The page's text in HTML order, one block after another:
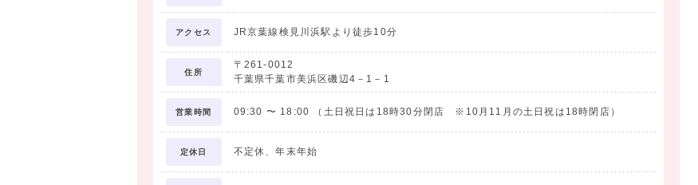
アクセス JR京葉線検見川浜駅より徒歩10分
住所
〒261-0012
千葉県千葉市美浜区磯辺4－1－1
営業時間 09:30 〜 18:00 （土日祝日は18時30分閉店 ※10月11月の土日祝は18時閉店）
定休日 不定休、年末年始